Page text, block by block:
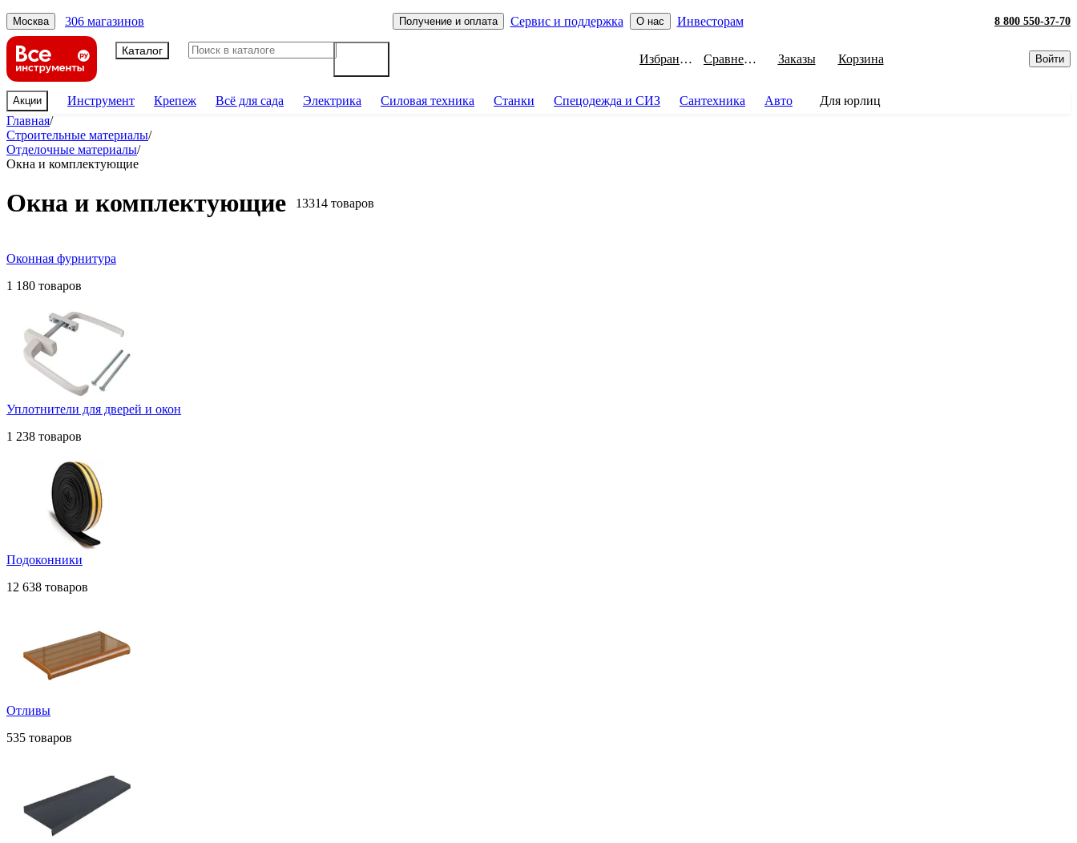
Москва 306 магазинов Получение и оплата Сервис и поддержка О нас Инвесторам 8 800 550-37-70
Каталог
Избранное Сравнение Заказы Корзина Войти
Акции Инструмент Крепеж Всё для сада Электрика Силовая техника Станки Спецодежда и СИЗ Сантехника Авто
Для юрлиц
Главная/
Строительные материалы/
Отделочные материалы/
Окна и комплектующие
Окна и комплектующие 13314 товаров
Оконная фурнитура
1 180 товаров
Уплотнители для дверей и окон
1 238 товаров
Подоконники
12 638 товаров
Отливы
535 товаров